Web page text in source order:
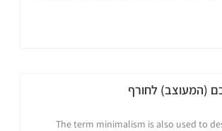
(המעוצב) לחורף
The term minimalism is also used to